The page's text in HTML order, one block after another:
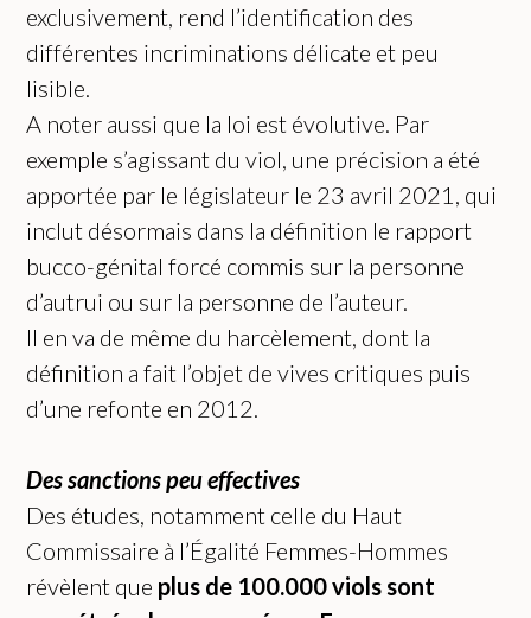
exclusivement, rend l’identification des
différentes incriminations délicate et peu
lisible.
A noter aussi que la loi est évolutive. Par
exemple s’agissant du viol, une précision a été
apportée par le législateur le 23 avril 2021, qui
inclut désormais dans la définition le rapport
bucco-génital forcé commis sur la personne
d’autrui ou sur la personne de l’auteur.
Il en va de même du harcèlement, dont la
définition a fait l’objet de vives critiques puis
d’une refonte en 2012.
Des sanctions peu effectives
Des études, notamment celle du Haut
Commissaire à l’Égalité Femmes-Hommes
révèlent que plus de 100.000 viols sont